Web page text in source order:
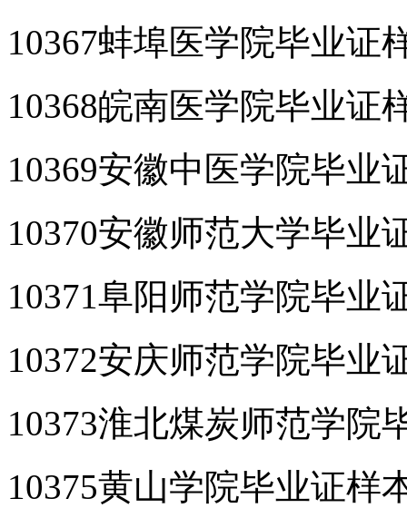
10367蚌埠医学院毕业证
10368皖南医学院毕业证
10369安徽中医学院毕业
10370安徽师范大学毕业
10371阜阳师范学院毕业
10372安庆师范学院毕业
10373淮北煤炭师范学院
10375黄山学院毕业证样